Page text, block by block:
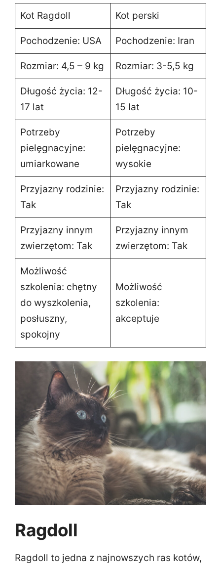
Kot Ragdoll Kot perski
Pochodzenie: USA Pochodzenie: Iran
Rozmiar: 4,5 – 9 kg Rozmiar: 3-5,5 kg
Długość życia: 12-
17 lat
Długość życia: 10-
15 lat
Potrzeby
pielęgnacyjne:
umiarkowane
Potrzeby
pielęgnacyjne:
wysokie
Przyjazny rodzinie:
Tak
Przyjazny rodzinie:
Tak
Przyjazny innym
zwierzętom: Tak
Przyjazny innym
zwierzętom: Tak
Możliwość
szkolenia: chętny
do wyszkolenia,
posłuszny,
spokojny
Możliwość
szkolenia:
akceptuje
Ragdoll
Ragdoll to jedna z najnowszych ras kotów,